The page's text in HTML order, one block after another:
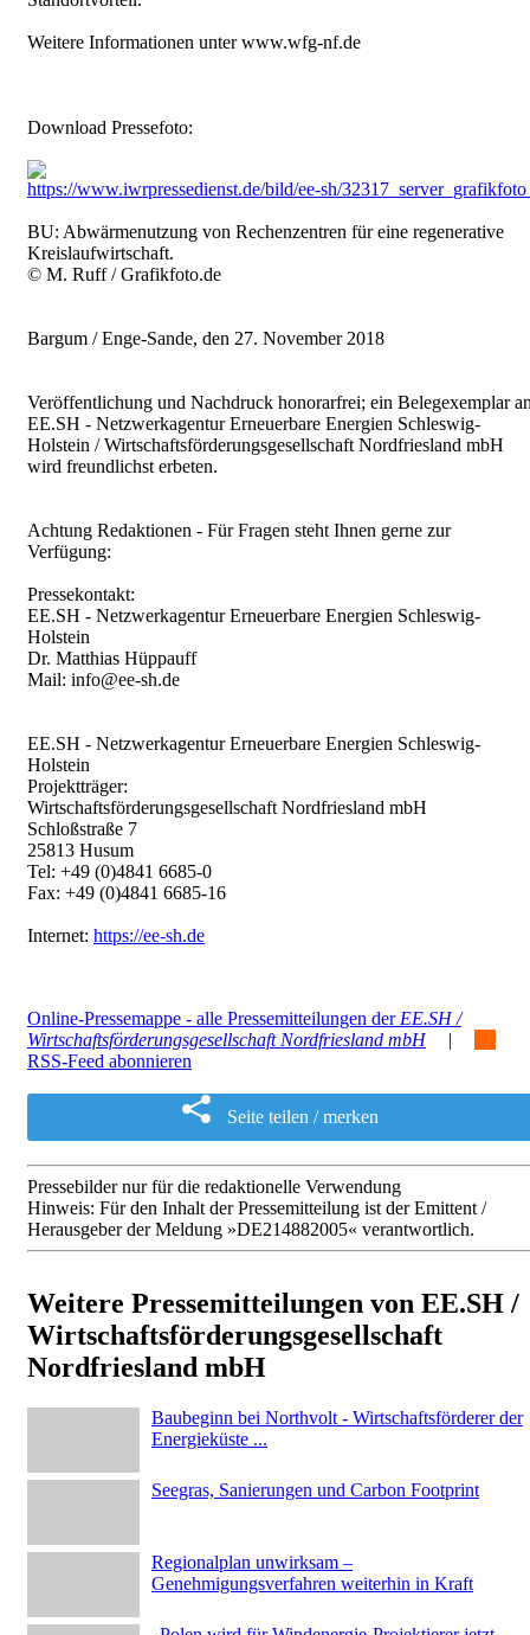
Weitere Informationen unter www.wfg-nf.de
Download Pressefoto:
https://www.iwrpressedienst.de/bild/ee-sh/
BU: Abwärmenutzung von Rechenzentren für eine regenerative
Kreislaufwirtschaft.
© M. Ruff / Grafikfoto.de
Bargum / Enge-Sande, den 27. November 2018
Veröffentlichung und Nachdruck honorarfrei; ein Belegexemplar
EE.SH - Netzwerkagentur Erneuerbare Energien Schleswig-
Holstein / Wirtschaftsförderungsgesellschaft Nordfriesland mbH
wird freundlichst erbeten.
Achtung Redaktionen - Für Fragen steht Ihnen gerne zur
Verfügung:
Pressekontakt:
EE.SH - Netzwerkagentur Erneuerbare Energien Schleswig-
Holstein
Dr. Matthias Hüppauff
Mail: info@ee-sh.de
EE.SH - Netzwerkagentur Erneuerbare Energien Schleswig-
Holstein
Projektträger:
Wirtschaftsförderungsgesellschaft Nordfriesland mbH
Schloßstraße 7
25813 Husum
Tel: +49 (0)4841 6685-0
Fax: +49 (0)4841 6685-16
Internet: https://ee-sh.de
Online-Pressemappe - alle Pressemitteilungen der EE.SH /
Wirtschaftsförderungsgesellschaft Nordfriesland mbH
|
RSS-Feed abonnieren
Seite teilen / merken
Pressebilder nur für die redaktionelle Verwendung
Hinweis: Für den Inhalt der Pressemitteilung ist der Emittent /
Herausgeber der Meldung »DE214882005« verantwortlich.
Weitere Pressemitteilungen von EE.SH /
Wirtschaftsförderungsgesellschaft
Nordfriesland mbH
Baubeginn bei Northvolt - Wirtschaftsförderer der
Energieküste ...
Seegras, Sanierungen und Carbon Footprint
Regionalplan unwirksam –
Genehmigungsverfahren weiterhin in Kraft